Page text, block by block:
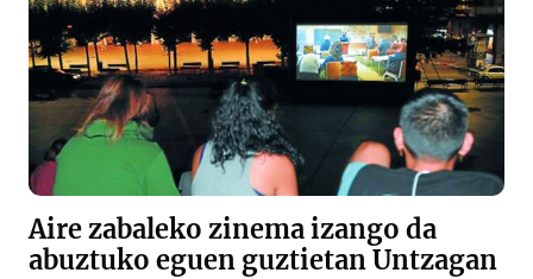
Aire zabaleko zinema izango da
abuztuko eguen guztietan Untzagan